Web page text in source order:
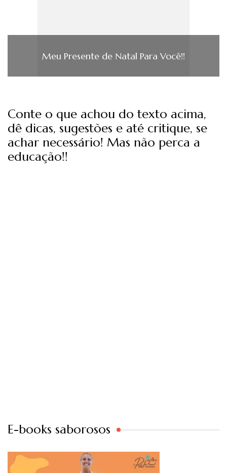
Meu Presente de Natal Para Você!!
Conte o que achou do texto acima,
dê dicas, sugestões e até critique, se
achar necessário! Mas não perca a
educação!!
E-books saborosos